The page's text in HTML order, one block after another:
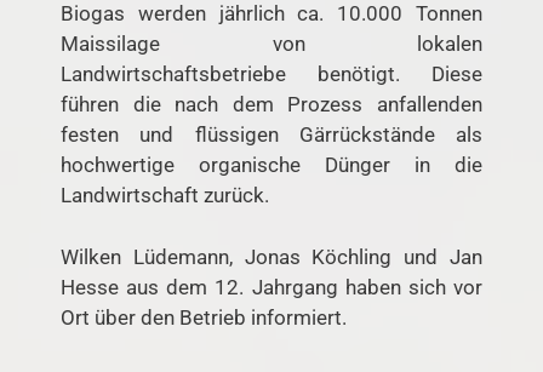
Biogas werden jährlich ca. 10.000 Tonnen
Maissilage von lokalen
Landwirtschaftsbetriebe benötigt. Diese
führen die nach dem Prozess anfallenden
festen und flüssigen Gärrückstände als
hochwertige organische Dünger in die
Landwirtschaft zurück.
Wilken Lüdemann, Jonas Köchling und Jan
Hesse aus dem 12. Jahrgang haben sich vor
Ort über den Betrieb informiert.